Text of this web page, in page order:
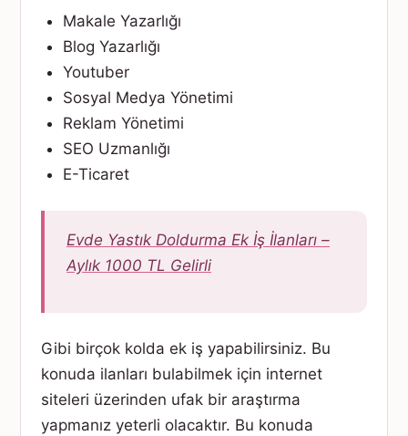
Makale Yazarlığı
Blog Yazarlığı
Youtuber
Sosyal Medya Yönetimi
Reklam Yönetimi
SEO Uzmanlığı
E-Ticaret
Evde Yastık Doldurma Ek İş İlanları –
Aylık 1000 TL Gelirli
Gibi birçok kolda ek iş yapabilirsiniz. Bu
konuda ilanları bulabilmek için internet
siteleri üzerinden ufak bir araştırma
yapmanız yeterli olacaktır. Bu konuda